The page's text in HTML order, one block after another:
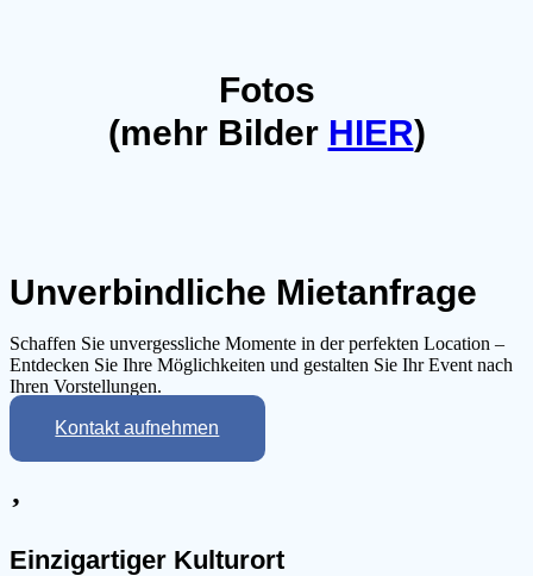
Fotos
(mehr Bilder HIER)
Unverbindliche Mietanfrage
Schaffen Sie unvergessliche Momente in der perfekten Location –
Entdecken Sie Ihre Möglichkeiten und gestalten Sie Ihr Event nach
Ihren Vorstellungen.
Kontakt aufnehmen
Einzigartiger Kulturort